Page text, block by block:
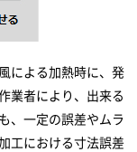
による加熱時に、発
業者により、出来る
、一定の誤差やムラ
工における寸法誤差